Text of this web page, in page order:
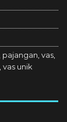
pajangan vas
vas unik